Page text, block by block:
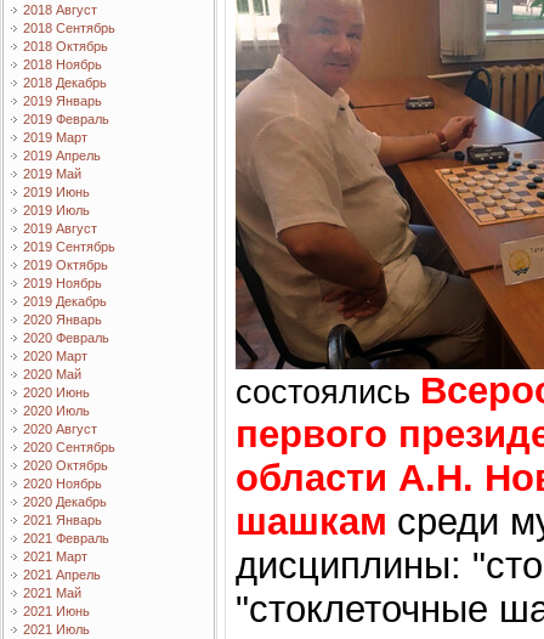
2018 Август
2018 Сентябрь
2018 Октябрь
2018 Ноябрь
2018 Декабрь
2019 Январь
2019 Февраль
2019 Март
2019 Апрель
2019 Май
2019 Июнь
2019 Июль
2019 Август
2019 Сентябрь
2019 Октябрь
2019 Ноябрь
2019 Декабрь
2020 Январь
2020 Февраль
2020 Март
2020 Май
2020 Июнь
2020 Июль
2020 Август
2020 Сентябрь
2020 Октябрь
2020 Ноябрь
2020 Декабрь
2021 Январь
2021 Февраль
2021 Март
2021 Апрель
2021 Май
2021 Июнь
2021 Июль
состоялись
первого
области А.Н.
шашкам среди
дисциплины:
"стоклеточные